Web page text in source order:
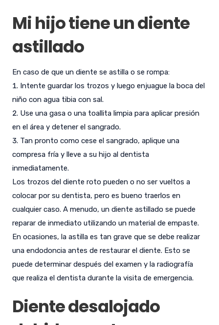
Mi hijo tiene un diente
astillado
En caso de que un diente se astilla o se rompa:
Intente guardar los trozos y luego enjuague la boca del
niño con agua tibia con sal.
Use una gasa o una toallita limpia para aplicar presión
en el área y detener el sangrado.
Tan pronto como cese el sangrado, aplique una
compresa fría y lleve a su hijo al dentista
inmediatamente.
Los trozos del diente roto pueden o no ser vueltos a
colocar por su dentista, pero es bueno traerlos en
cualquier caso. A menudo, un diente astillado se puede
reparar de inmediato utilizando un material de empaste.
En ocasiones, la astilla es tan grave que se debe realizar
una endodoncia antes de restaurar el diente. Esto se
puede determinar después del examen y la radiografía
que realiza el dentista durante la visita de emergencia.
Diente desalojado